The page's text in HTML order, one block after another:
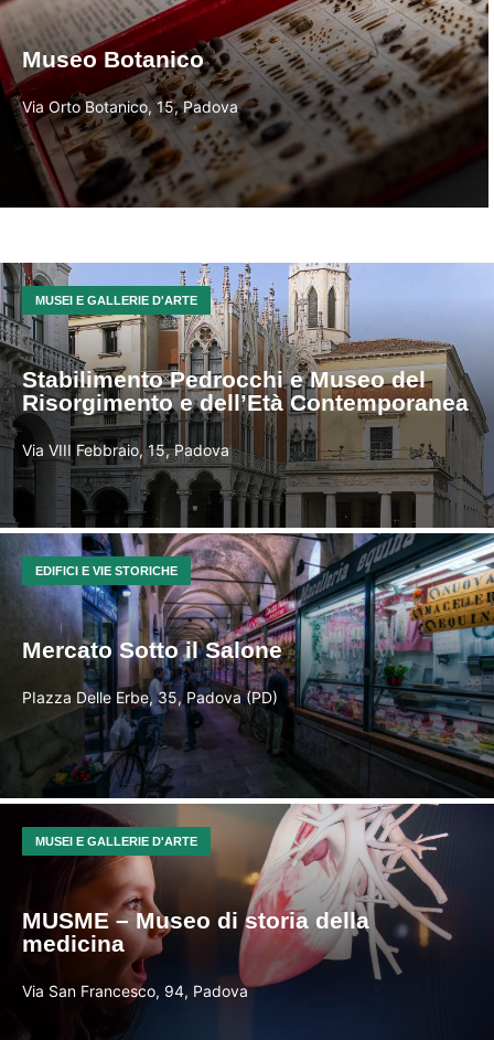
Museo Botanico
Via Orto Botanico, 15, Padova
MUSEI E GALLERIE D'ARTE
Stabilimento Pedrocchi e Museo del
Risorgimento e dell’Età Contemporanea
Via VIII Febbraio, 15, Padova
EDIFICI E VIE STORICHE
Mercato Sotto il Salone
PIazza Delle Erbe, 35, Padova (PD)
MUSEI E GALLERIE D'ARTE
MUSME – Museo di storia della
medicina
Via San Francesco, 94, Padova